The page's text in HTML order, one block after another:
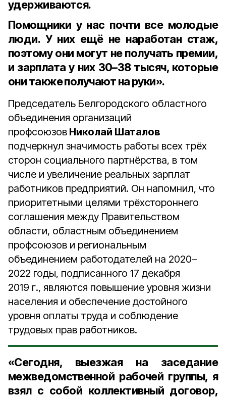
удерживаются.
Помощники у нас почти все молодые
люди. У них ещё не наработан стаж,
поэтому они могут не получать премии,
и зарплата у них 30–38 тысяч, которые
они также получают на руки».
Председатель Белгородского областного
объединения организаций
профсоюзов Николай Шаталов
подчеркнул значимость работы всех трёх
сторон социального партнёрства, в том
числе и увеличение реальных зарплат
работников предприятий. Он напомнил, что
приоритетными целями трёхстороннего
соглашения между Правительством
области, областным объединением
профсоюзов и региональным
объединением работодателей на 2020–
2022 годы, подписанного 17 декабря
2019 г., являются повышение уровня жизни
населения и обеспечение достойного
уровня оплаты труда и соблюдение
трудовых прав работников.
«Сегодня, выезжая на заседание
межведомственной рабочей группы, я
взял с собой коллективный договор,